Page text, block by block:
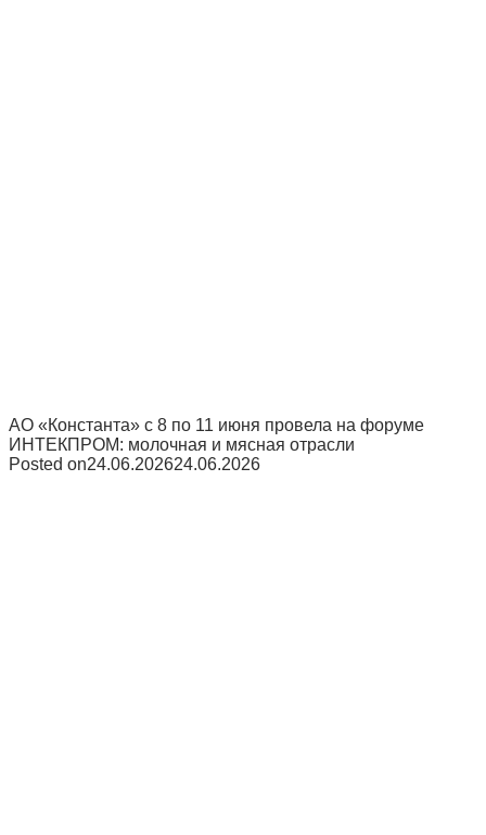
АО «Константа» с 8 по 11 июня провела на форуме
ИНТЕКПРОМ: молочная и мясная отрасли
Posted on24.06.202624.06.2026